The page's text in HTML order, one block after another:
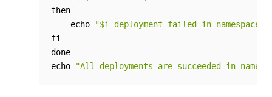
then
    echo
"$i deployment failed in namespace
fi
done
echo
"All deployments are succeeded in